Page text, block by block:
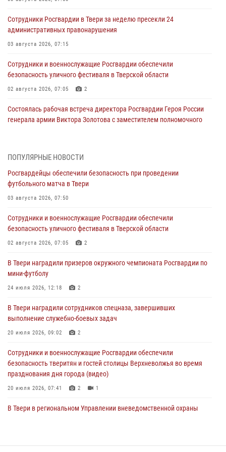
Сотрудники Росгвардии в Твери за неделю пресекли 24
административных правонарушения
03 августа 2026, 07:15
Сотрудники и военнослужащие Росгвардии обеспечили
безопасность уличного фестиваля в Тверской области
02 августа 2026, 07:05 2
Состоялась рабочая встреча директора Росгвардии Героя России
генерала армии Виктора Золотова с заместителем полномочного
31 июля 2026, 05:42 4
Росгвардейцы в Твери приняли участие в молебне, посвященном
Дню Крещения Руси
28 июля 2026, 11:30
Сотрудники вневедомственной охраны совершили 250 выездов и
пресекли 20 правонарушений за неделю в Тверской области
27 июля 2026, 08:29
В Твери наградили призеров окружного чемпионата Росгвардии по
мини-футболу
24 июля 2026, 12:18 2
Росгвардейцы оказали помощь водителю на дороге в городе Кашин
22 июля 2026, 08:35
ПОПУЛЯРНЫЕ НОВОСТИ
Росгвардейцы обеспечили безопасность при проведении
футбольного матча в Твери
03 августа 2026, 07:50
Сотрудники и военнослужащие Росгвардии обеспечили
безопасность уличного фестиваля в Тверской области
02 августа 2026, 07:05 2
В Твери наградили призеров окружного чемпионата Росгвардии по
мини-футболу
24 июля 2026, 12:18 2
В Твери наградили сотрудников спецназа, завершивших
выполнение служебно-боевых задач
20 июля 2026, 09:02 2
Сотрудники и военнослужащие Росгвардии обеспечили
безопасность тверитян и гостей столицы Верхневолжья во время
празднования дня города (видео)
20 июля 2026, 07:41 2 1
В Твери в региональном Управлении вневедомственной охраны